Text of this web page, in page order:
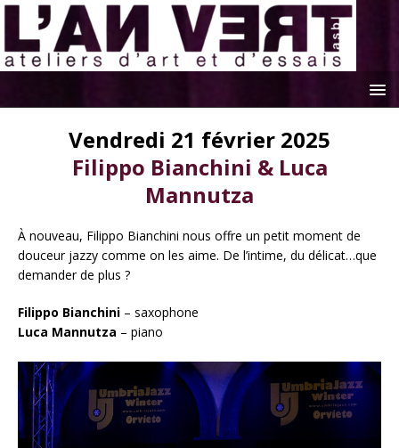
Vendredi 21 février 2025
Filippo Bianchini & Luca
Mannutza
À nouveau, Filippo Bianchini nous offre un petit moment de
douceur jazzy comme on les aime. De l’intime, du délicat…que
demander de plus ?
Filippo Bianchini – saxophone
Luca Mannutza – piano